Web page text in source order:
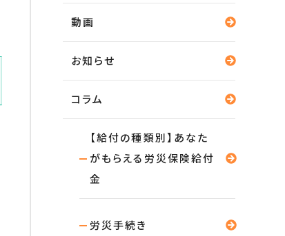
動画
お知らせ
コラム
【給付の種類別】あなた
がもらえる労災保険給付
金
労災手続き